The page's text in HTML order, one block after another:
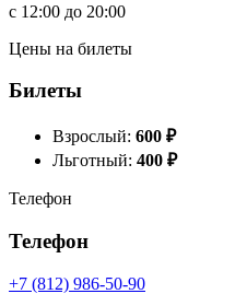
c 12:00 до 20:00
Цены на билеты
Билеты
Взрослый: 600 ₽
Льготный: 400 ₽
Телефон
Телефон
+7 (812) 986-50-90